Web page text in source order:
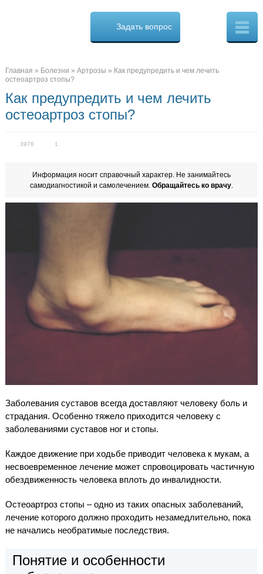
Cure.ru
в
Задать вопрос
Главная » Болезни » Артрозы » Как предупредить и чем лечить
остеоартроз стопы?
Как предупредить и чем лечить
остеоартроз стопы?
3976 1
Информация носит справочный характер. Не занимайтесь
самодиагностикой и самолечением. Обращайтесь ко врачу.
Заболевания суставов всегда доставляют человеку боль и
страдания. Особенно тяжело приходится человеку с
заболеваниями суставов ног и стопы.
Каждое движение при ходьбе приводит человека к мукам, а
несвоевременное лечение может спровоцировать частичную
обездвиженность человека вплоть до инвалидности.
Остеоартроз стопы – одно из таких опасных заболеваний,
лечение которого должно проходить незамедлительно, пока
не начались необратимые последствия.
Понятие и особенности